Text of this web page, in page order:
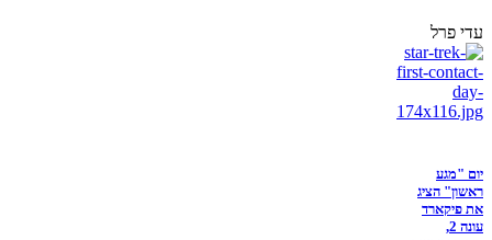
עדי פרל
יום "מגע
ראשון" הציג
את פיקארד
עונה 2,